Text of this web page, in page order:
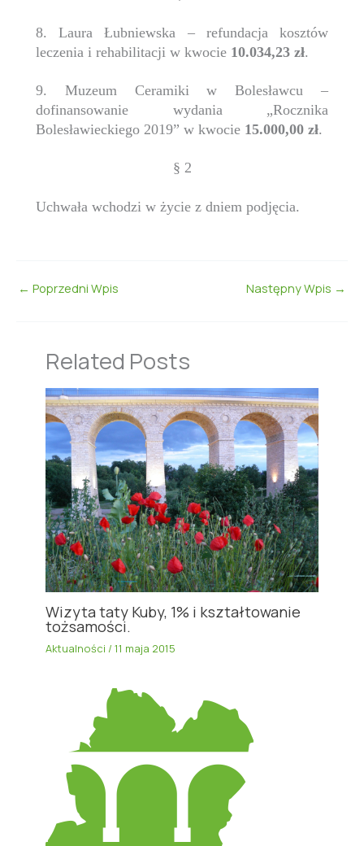
8. Laura Łubniewska – refundacja kosztów
leczenia i rehabilitacji w kwocie 10.034,23 zł.
9. Muzeum Ceramiki w Bolesławcu –
dofinansowanie wydania „Rocznika
Bolesławieckiego 2019” w kwocie 15.000,00 zł.
§ 2
Uchwała wchodzi w życie z dniem podjęcia.
← Poprzedni Wpis Następny Wpis →
Related Posts
Wizyta taty Kuby, 1% i kształtowanie
tożsamości.
Aktualności /11 maja 2015